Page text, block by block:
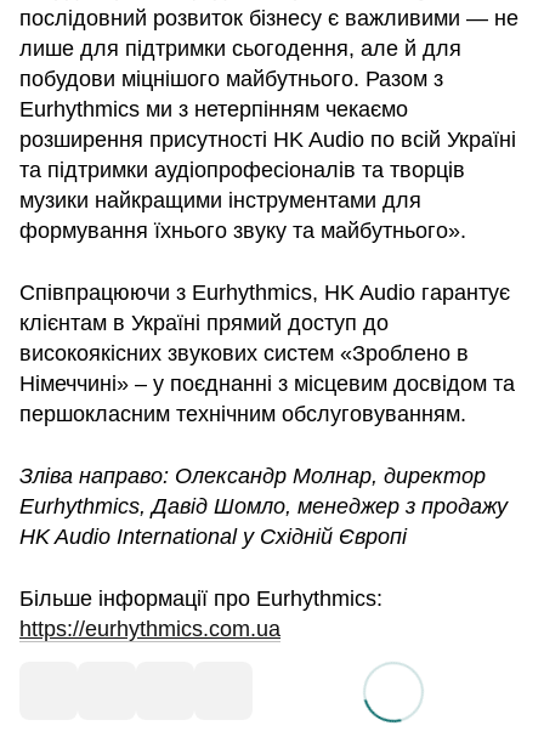
послідовний розвиток бізнесу є важливими — не
лише для підтримки сьогодення, але й для
побудови міцнішого майбутнього. Разом з
Eurhythmics ми з нетерпінням чекаємо
розширення присутності HK Audio по всій Україні
та підтримки аудіопрофесіоналів та творців
музики найкращими інструментами для
формування їхнього звуку та майбутнього».
Співпрацюючи з Eurhythmics, HK Audio гарантує
клієнтам в Україні прямий доступ до
високоякісних звукових систем «Зроблено в
Німеччині» – у поєднанні з місцевим досвідом та
першокласним технічним обслуговуванням.
Зліва направо: Олександр Молнар, директор
Eurhythmics, Давід Шомло, менеджер з продажу
HK Audio International у Східній Європі
Більше інформації про Eurhythmics:
https://eurhythmics.com.ua